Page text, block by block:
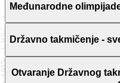
Međunarodne
Državno takmičenje -
Otvaranje Državnog